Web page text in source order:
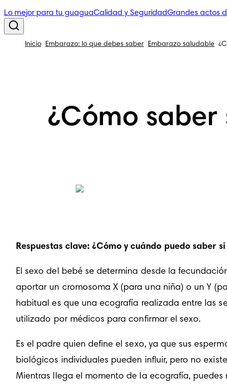
Lo mejor para tu guaguaCalidad y SeguridadGrandes actos
Inicio Embarazo: lo que debes saber Embarazo saludable
¿Cómo saber
Respuestas clave: ¿Cómo y cuándo puedo saber
El sexo del bebé se determina desde la
aportar un cromosoma X (para una niña) o un Y
habitual es que una ecografía realizada entre las
utilizado por médicos para confirmar el sexo.
Es el padre quien define el sexo, ya que sus
biológicos individuales pueden influir, pero no
Mientras llega el momento de la ecografía,